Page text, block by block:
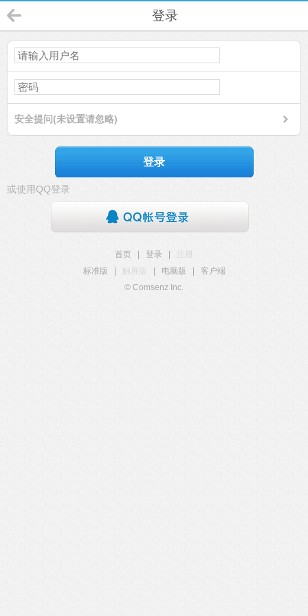
登录
安全提问(未设置请忽略)
登录
或使用QQ登录
首页 登录
注册
标准版
触屏版 电脑版
客户端
© Comsenz Inc.